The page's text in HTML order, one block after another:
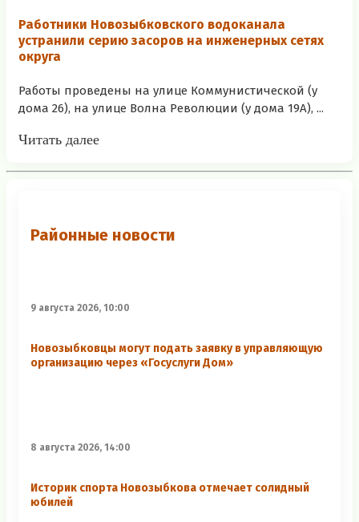
Работники Новозыбковского водоканала
устранили серию засоров на инженерных сетях
округа
Работы проведены на улице Коммунистической (у
дома 26), на улице Волна Революции (у дома 19А), ...
Читать далее
Районные новости
9 августа 2026, 10:00
Новозыбковцы могут подать заявку в управляющую
организацию через «Госуслуги Дом»
8 августа 2026, 14:00
Историк спорта Новозыбкова отмечает солидный
юбилей